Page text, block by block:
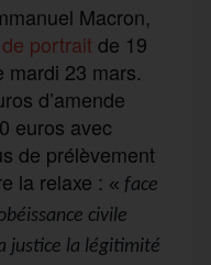
Macron,
portrait de 19
mardi 23 mars.
d’amende
euros avec
de prélèvement
la relaxe : « face
civile
justice la légitimité